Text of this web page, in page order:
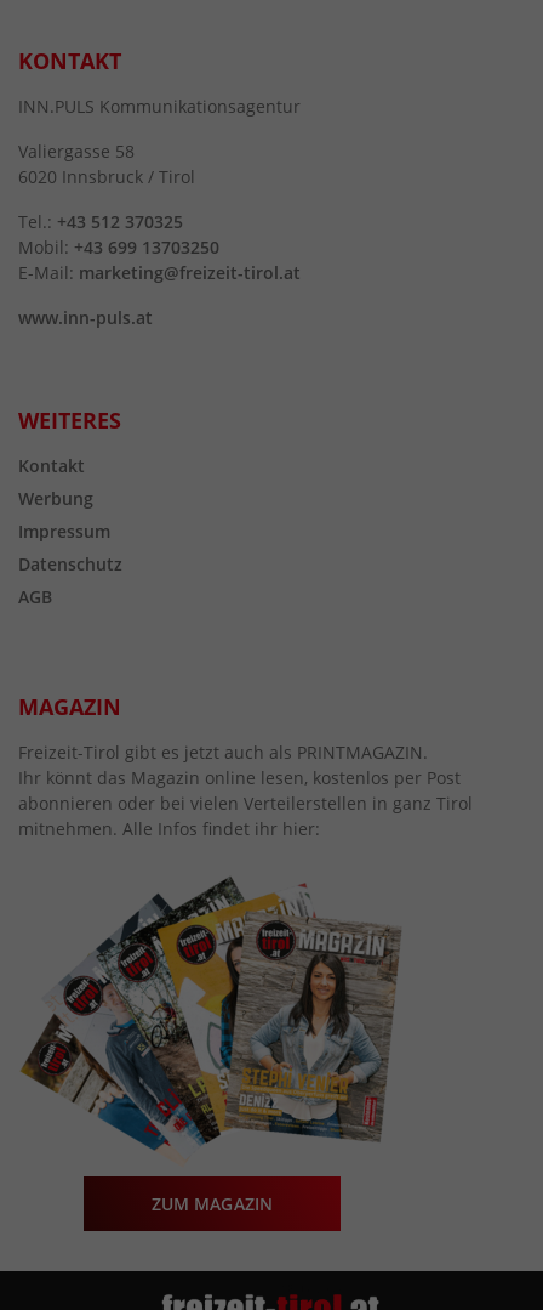
KONTAKT
INN.PULS Kommunikationsagentur
Valiergasse 58
6020 Innsbruck / Tirol
Tel.: +43 512 370325
Mobil: +43 699 13703250
E-Mail: marketing@freizeit-tirol.at
www.inn-puls.at
WEITERES
Kontakt
Werbung
Impressum
Datenschutz
AGB
MAGAZIN
Freizeit-Tirol gibt es jetzt auch als PRINTMAGAZIN.
Ihr könnt das Magazin online lesen, kostenlos per Post
abonnieren oder bei vielen Verteilerstellen in ganz Tirol
mitnehmen. Alle Infos findet ihr hier:
ZUM MAGAZIN